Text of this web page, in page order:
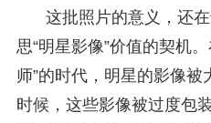
这批照片的意义，还
思“明星影像”价值的契机
师”的时代，明星的影像
时候，这些影像被过度包